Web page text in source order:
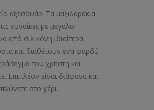
αξεσουάρ. Τα μαξιλαράκια
γυναίκες με μεγάλο
από σιλικόνη ιδιαίτερα
και διαθέτουν ένα φαρδύ
του χρήστη και
Επιπλέον είναι διάφανα και
πλύνετε στο χέρι.